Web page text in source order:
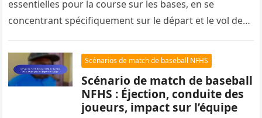
essentielles pour la course sur les bases, en se
concentrant spécifiquement sur le départ et le vol de…
Scénarios de match de baseball NFHS
Scénario de match de baseball
NFHS : Éjection, conduite des
joueurs, impact sur l’équipe